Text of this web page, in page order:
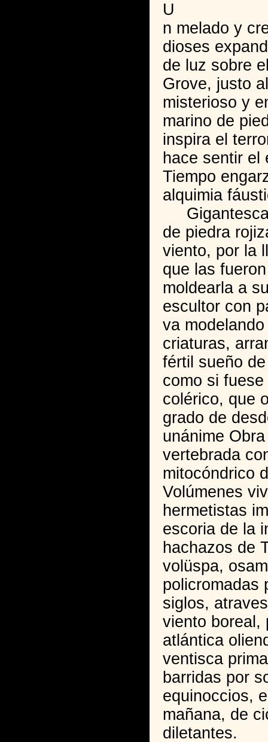
U
n melado y
dioses
de luz sobre
Grove, justo
misterioso y
marino de
inspira el
hace sentir el
Tiempo
alquimia
de piedra
viento, por la
que las
moldearla a
escultor con
va
criaturas,
fértil sueño
como si
colérico, que
grado de
unánime
vertebrada
mitocóndrico
Volúmenes
hermetistas
escoria de la
hachazos de
volüspa,
policromadas
siglos,
viento boreal,
atlántica
ventisca
barridas por
equinoccios,
mañana, de
diletantes.